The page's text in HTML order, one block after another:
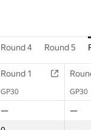
Round 4 Round 5
Round 1
GP30 GP30
—
—
Round 1
GP30 GP30
—
—